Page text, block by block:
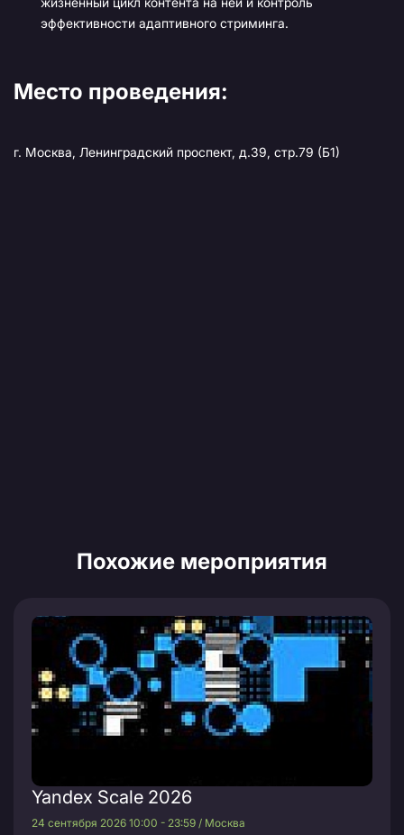
эффективности адаптивного стриминга.
Место проведения:
г. Москва, Ленинградский проспект, д.39, стр.79 (Б1)
Похожие мероприятия
Yandex Scale 2026
24 сентября 2026 10:00 - 23:59 / Москва